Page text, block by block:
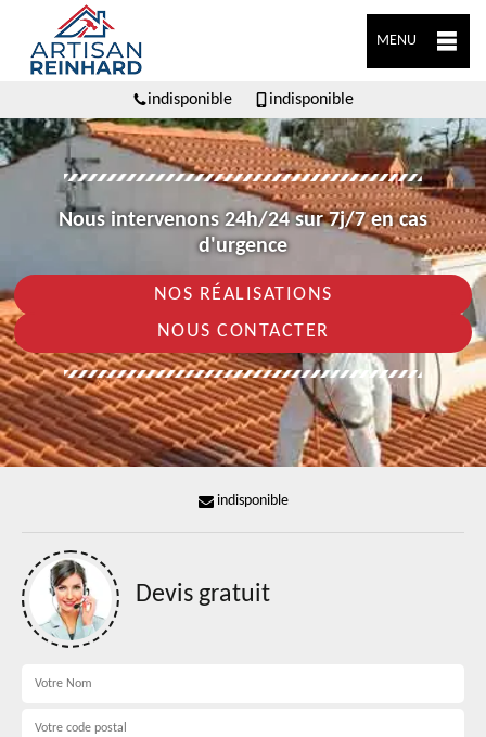
MENU
indisponible indisponible
Nous intervenons 24h/24 sur 7j/7 en cas
d'urgence
NOS RÉALISATIONS
NOUS CONTACTER
indisponible
Devis gratuit